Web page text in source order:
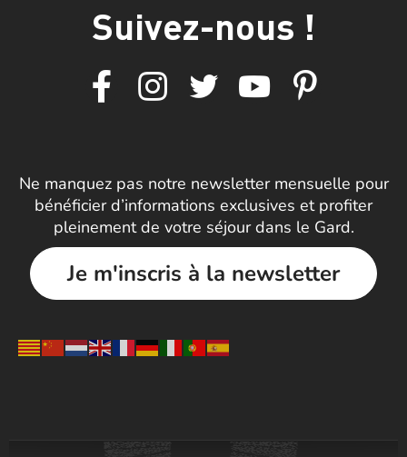
Suivez-nous !
Ne manquez pas notre newsletter mensuelle pour
bénéficier d’informations exclusives et profiter
pleinement de votre séjour dans le Gard.
Je m'inscris à la newsletter